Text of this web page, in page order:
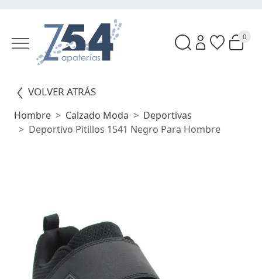
0
VOLVER ATRÁS
Hombre Calzado Moda
Deportivas
Deportivo Pitillos 1541 Negro Para Hombre